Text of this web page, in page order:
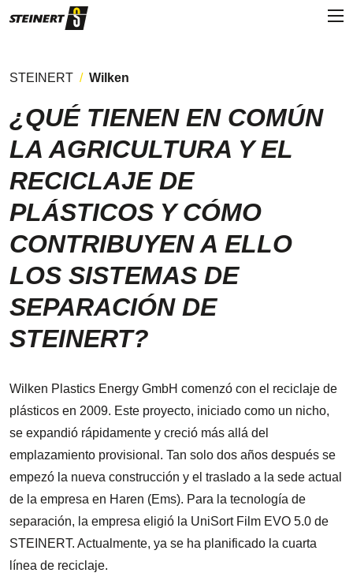
STEINERT Wilken
¿QUÉ TIENEN EN COMÚN
LA AGRICULTURA Y EL
RECICLAJE DE
PLÁSTICOS Y CÓMO
CONTRIBUYEN A ELLO
LOS SISTEMAS DE
SEPARACIÓN DE
STEINERT?
Wilken Plastics Energy GmbH comenzó con el reciclaje de
plásticos en 2009. Este proyecto, iniciado como un nicho,
se expandió rápidamente y creció más allá del
emplazamiento provisional. Tan solo dos años después se
empezó la nueva construcción y el traslado a la sede actual
de la empresa en Haren (Ems). Para la tecnología de
separación, la empresa eligió la UniSort Film EVO 5.0 de
STEINERT. Actualmente, ya se ha planificado la cuarta
línea de reciclaje.